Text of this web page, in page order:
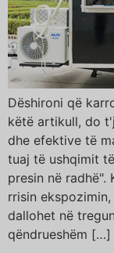
Dëshironi që
këtë artikull, do
dhe efektive të
tuaj të ushqimit
presin në
rrisin
dallohet në
qëndrueshëm […]